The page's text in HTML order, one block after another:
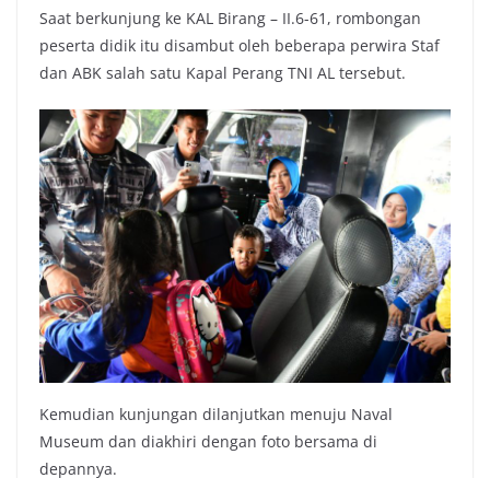
Saat berkunjung ke KAL Birang – II.6-61, rombongan
peserta didik itu disambut oleh beberapa perwira Staf
dan ABK salah satu Kapal Perang TNI AL tersebut.
Kemudian kunjungan dilanjutkan menuju Naval
Museum dan diakhiri dengan foto bersama di
depannya.